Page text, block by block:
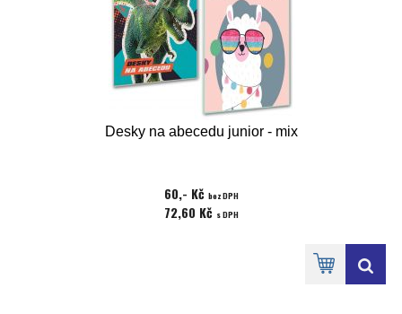
Desky na abecedu junior - mix
60,- Kč bez DPH
72,60 Kč s DPH